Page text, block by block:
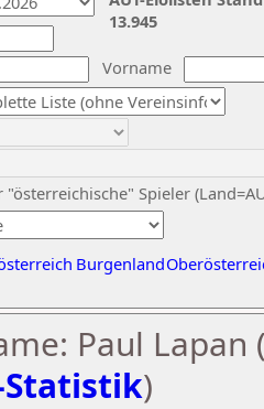
Vorname
"österreichische" Spieler
Burgenland
13.945
Paul Lapan
)